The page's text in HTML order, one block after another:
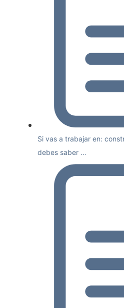
Si vas a trabajar en:
debes saber …